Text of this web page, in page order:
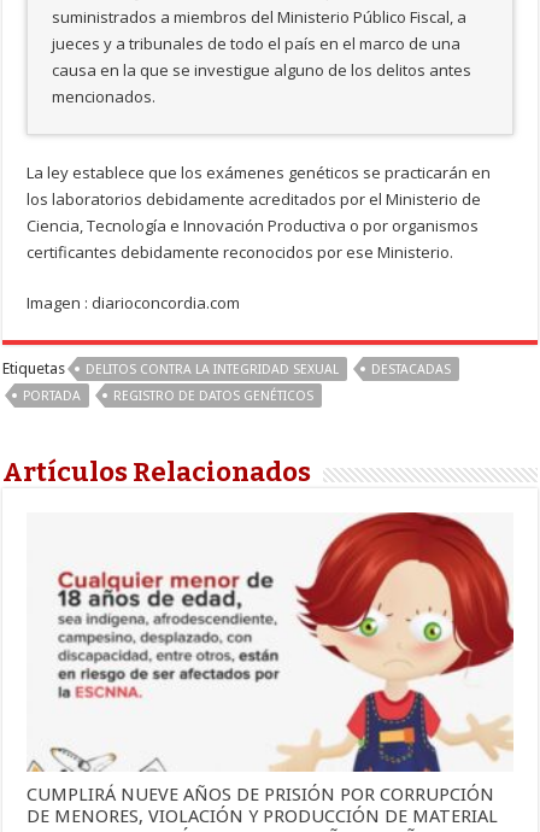
suministrados a miembros del Ministerio Público Fiscal, a
jueces y a tribunales de todo el país en el marco de una
causa en la que se investigue alguno de los delitos antes
mencionados.
La ley establece que los exámenes genéticos se practicarán en
los laboratorios debidamente acreditados por el Ministerio de
Ciencia, Tecnología e Innovación Productiva o por organismos
certificantes debidamente reconocidos por ese Ministerio.
Imagen : diarioconcordia.com
Etiquetas DELITOS CONTRA LA INTEGRIDAD SEXUAL
DESTACADAS
PORTADA
REGISTRO DE DATOS GENÉTICOS
Artículos Relacionados
CUMPLIRÁ NUEVE AÑOS DE PRISIÓN POR CORRUPCIÓN
DE MENORES, VIOLACIÓN Y PRODUCCIÓN DE MATERIAL